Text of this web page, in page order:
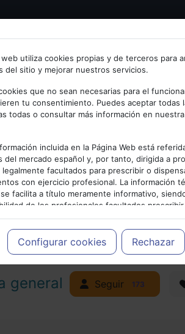
a psiquiatria.com
Email
regístrate con tu email.
utiliza cookies propias y de terceros para
del sitio y mejorar nuestros servicios.
que no sean necesarias para el
tu consentimiento. Puedes aceptar todas
todas o consultar más información en nuestra
incluida en la Página Web está
del mercado español y, por tanto, dirigida a
legalmente facultados para prescribir o
con ejercicio profesional. La información
facilita a título meramente informativo,
de los profesionales facultados prescribir
y decidir, en cada caso concreto, el
a las necesidades del paciente.
Configurar cookies Rechazar
PUBLICIDAD
general Seguir 173